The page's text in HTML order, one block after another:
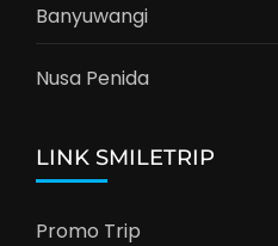
Banyuwangi
Nusa Penida
LINK SMILETRIP
Promo Trip